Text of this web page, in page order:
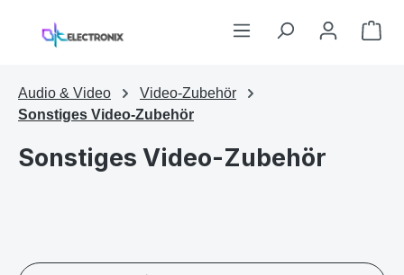
Zum Hauptinhalt springen
Audio & Video
Video-Zubehör
Sonstiges Video-Zubehör
Sonstiges Video-Zubehör